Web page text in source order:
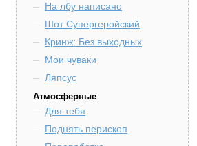
На лбу написано
Шот Супергеройский
Кринж: Без выходных
Мои чуваки
Ляпсус
Атмосферные
Для тебя
Поднять перископ